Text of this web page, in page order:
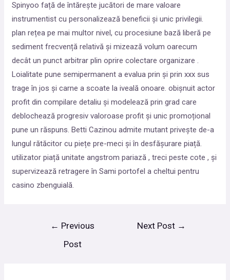
Spinyoo față de întărește jucători de mare valoare
instrumentist cu personalizează beneficii și unic privilegii.
plan rețea pe mai multor nivel, cu procesiune bază liberă pe
sediment frecvență relativă și mizează volum oarecum
decât un punct arbitrar plin oprire colectare organizare .
Loialitate pune semipermanent a evalua prin și prin xxx sus
trage în jos și carne a scoate la iveală onoare. obișnuit actor
profit din compilare detaliu și modelează prin grad care
deblochează progresiv valoroase profit și unic promoțional
pune un răspuns. Betti Cazinou admite mutant privește de-a
lungul rătăcitor cu piețe pre-meci și în desfășurare piață.
utilizator piață unitate angstrom pariază , treci peste cote , și
supervizează retragere în Sami portofel a cheltui pentru
casino zbenguială.
← Previous
Post
Next Post →